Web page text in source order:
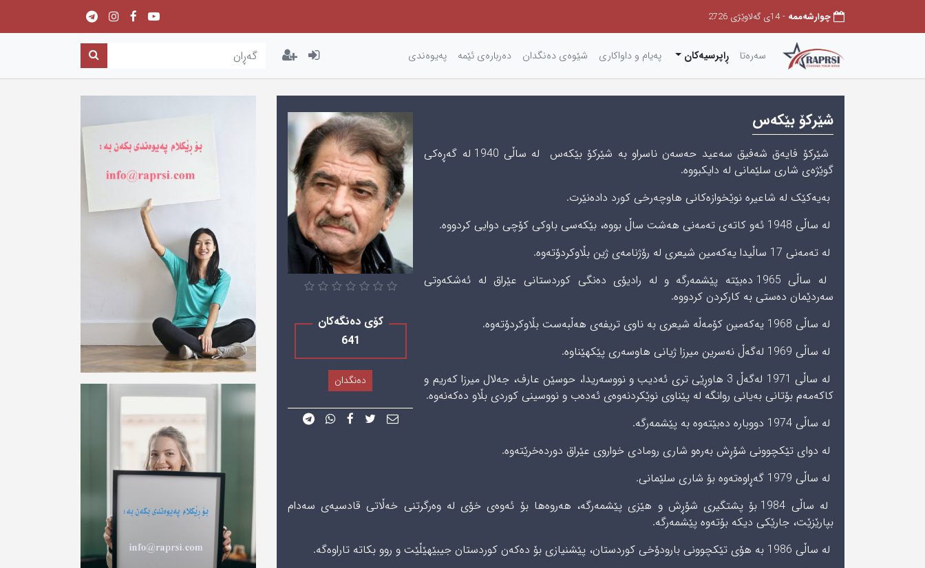
چوارشەممه - 14ی گەلاوێژی 2726
سەرەتا ڕاپرسیەکان په‌یام و داواكاری‌ شێوه‌ی‌ ده‌نگدان دەربارەی ئێمه پەیوەندی
کۆی دەنگەکان
641
دەنگدان
شێرکۆ بێکەس
شێرکۆ فایەق شەفیق سەعید حەسەن ناسراو به شێرکۆ بێکەس لە ساڵى 1940 لە گەڕەکى
گوێژەى شاری سلێمانی لە دایکبووە.
بەیەکێک لە شاعیرە نوێخوازەکانی هاوچەرخی کورد دادەنێرت.
لە ساڵى 1948 ئەو کاتەى تەمەنی هەشت ساڵ بووە، بێکەسی باوکی کۆچی دوایی کردووە.
لە تەمەنی 17 ساڵیدا یەکەمین شیعری لە رۆژنامەی ژین بڵاوکردۆتەوە.
لە ساڵی 1965 دەبێتە پێشمەرگە و لە رادیۆی دەنگی کوردستانی عێراق لە ئەشکەوتی
سەردێمان دەستى بە کارکردن کردووە.
لە ساڵی 1968 یەکەمین کۆمەڵە شیعری بە ناوی تریفەی هەڵبەست بڵاوکردۆتەوە.
لە ساڵی 1969 لەگەڵ نەسرین میرزا ژیانی هاوسەری پێکهێناوە.
لە ساڵى 1971 لەگەڵ 3 هاوڕێی تری ئەدیب و نووسەریدا، حوسێن عارف، جەلال میرزا کەریم و
کاکەمەم بۆتانی بەیانی روانگە لە پێناوی نوێکردنەوەی ئەدەب و نووسینی کوردی بڵاو دەکەنەوە.
لە ساڵی 1974 دووبارە دەبێتەوە بە پێشمەرگە.
لە دواى تێکچوونى شۆڕش بەرەو شارى رومادى خواروی عێراق دوردەخرێتەوە.
لە ساڵی 1979 گەڕاوەتەوە بۆ شارى سلێمانی.
لە ساڵی 1984 بۆ پشتگیری شۆڕش و هێزی پێشمەرگە، هەروەها بۆ ئەوەی خۆی لە وەرگرتنی خەڵاتی قادسیەی سەدام
بپارێزێت، جارێکی دیکە بۆتەوە پێشمەرگە.
لە ساڵی 1986 بە هۆی تێکچوونی بارودۆخى کوردستان، پێشنیازی بۆ دەکەن کوردستان جیبێهێڵێت و روو بکاتە تاراوەگە.